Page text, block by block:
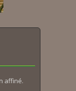
affiné.